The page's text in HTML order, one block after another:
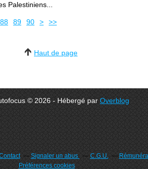
Palestiniens...
88 89 90 100
200
300
400
> >>
Haut de page
© 2026 - Hébergé parOverblog
Signaler un abus C.G.U.
Préférences cookies